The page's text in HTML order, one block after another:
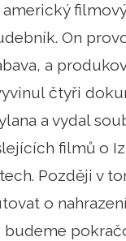
On
a
čtyři
a vydal
filmů o
Později v
o
budeme